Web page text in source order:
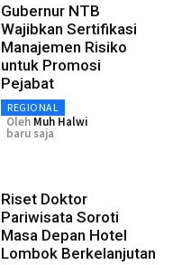
Gubernur NTB
Wajibkan Sertifikasi
Manajemen Risiko
untuk Promosi
Pejabat
REGIONAL
Oleh Muh Halwi
baru saja
Riset Doktor
Pariwisata Soroti
Masa Depan Hotel
Lombok Berkelanjutan